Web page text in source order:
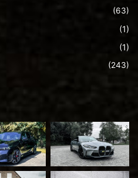
(63)
(1)
(1)
(243)